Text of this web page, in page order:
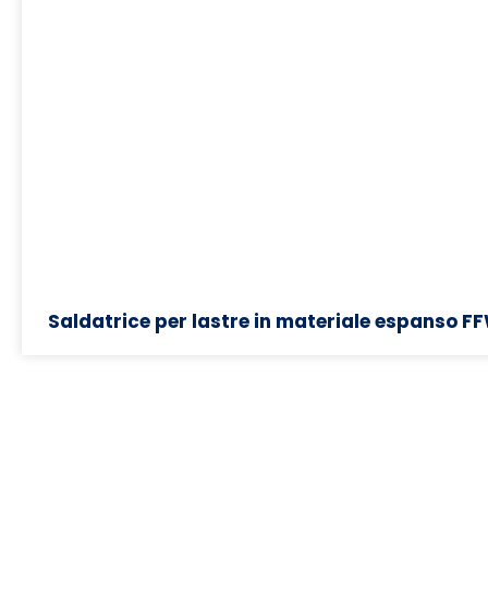
Saldatrice per lastre in materiale espanso